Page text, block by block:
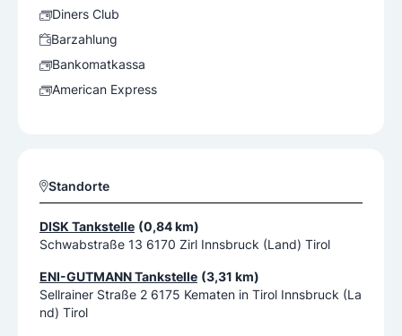
Diners Club
Barzahlung
Bankomatkassa
American Express
Standorte
DISK Tankstelle (0,84 km)
Schwabstraße 13 6170 Zirl Innsbruck (Land) Tirol
ENI-GUTMANN Tankstelle (3,31 km)
Sellrainer Straße 2 6175 Kematen in Tirol Innsbruck (La
nd) Tirol